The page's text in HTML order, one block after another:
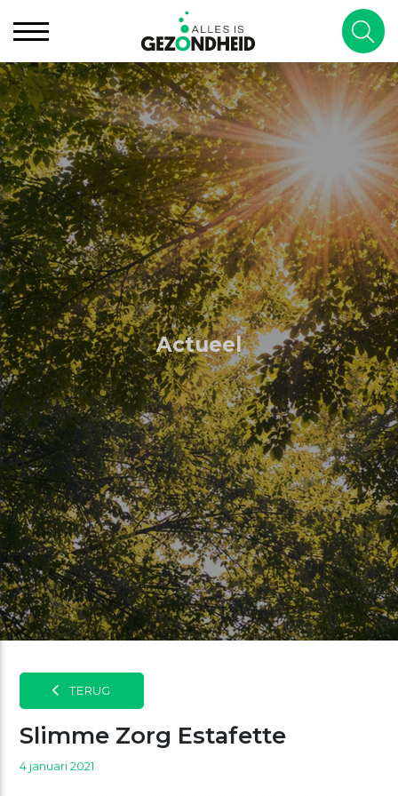
Actueel
TERUG
Slimme Zorg Estafette
4 januari 2021